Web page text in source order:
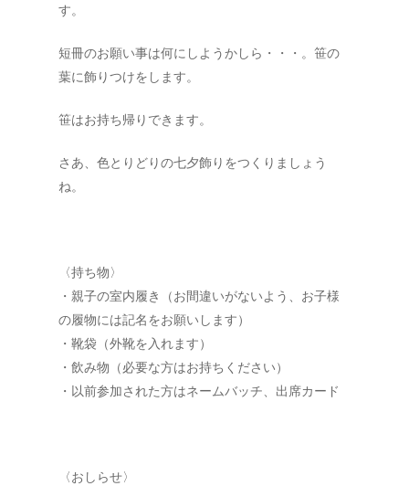
す。
短冊のお願い事は何にしようかしら・・・。笹の
葉に飾りつけをします。
笹はお持ち帰りできます。
さあ、色とりどりの七夕飾りをつくりましょう
ね。
〈持ち物〉
・親子の室内履き（お間違いがないよう、お子様
の履物には記名をお願いします）
・靴袋（外靴を入れます）
・飲み物（必要な方はお持ちください）
・以前参加された方はネームバッチ、出席カード
〈おしらせ〉